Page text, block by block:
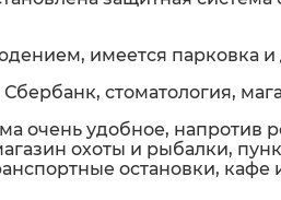
имеется парковка и
стоматология,
очень удобное, напротив
охоты и рыбалки,
остановки,